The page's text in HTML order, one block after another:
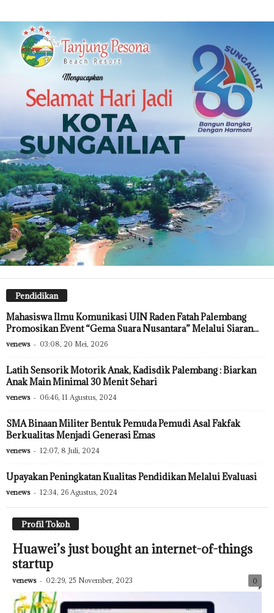
Pendidikan
Mahasiswa Ilmu Komunikasi UIN Raden Fatah Palembang
Promosikan Event “Gema Suara Nusantara” Melalui Siaran...
venews - 03:08, 20 Mei, 2026
Latih Sensorik Motorik Anak, Kadisdik Palembang : Biarkan
Anak Main Minimal 30 Menit Sehari
venews - 06:46, 11 Agustus, 2024
SMA Binaan Militer Bentuk Pemuda Pemudi Asal Fakfak
Berkualitas Menjadi Generasi Emas
venews - 12:07, 8 Juli, 2024
Upayakan Peningkatan Kualitas Pendidikan Melalui Evaluasi
venews - 12:34, 26 Agustus, 2024
Profil Tokoh
Huawei’s just bought an internet-of-things
startup
venews - 02:29, 25 November, 2023 0